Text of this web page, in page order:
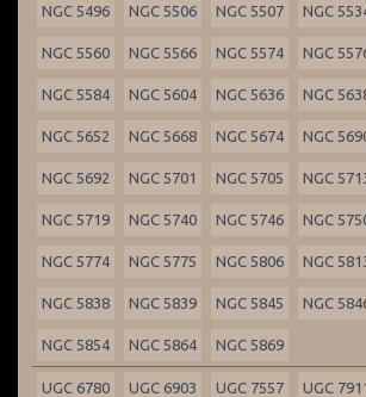
NGC 5496 NGC 5506 NGC 5507 NGC
NGC 5560 NGC 5566 NGC 5574 NGC
NGC 5584 NGC 5604 NGC 5636 NGC
NGC 5652 NGC 5668 NGC 5674 NGC
NGC 5692 NGC 5701 NGC 5705 NGC
NGC 5719 NGC 5740 NGC 5746 NGC
NGC 5774 NGC 5775 NGC 5806 NGC
NGC 5838 NGC 5839 NGC 5845 NGC
NGC 5854 NGC 5864 NGC 5869
UGC 6780 UGC 6903 UGC 7557 UGC